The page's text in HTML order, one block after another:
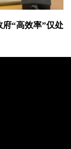
“高效率”仅处